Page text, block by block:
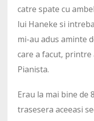
catre spate cu
lui Haneke si
mi-au adus aminte
care a facut, printre
Pianista.
Erau la mai bine de
trasesera aceeasi